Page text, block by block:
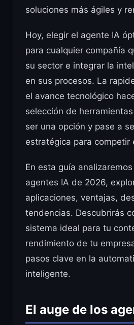
soluciones más ágiles y
Hoy, elegir el agente IA
para cualquier compañía
su sector e integrar la
en sus procesos. La
el avance tecnológico
selección de
ser una opción y pase a
estratégica para competir
En esta guía
agentes IA de 2026,
aplicaciones, ventajas,
tendencias. Descubrirás
sistema ideal para tu
rendimiento de tu
pasos clave en la
inteligente.
El auge de los